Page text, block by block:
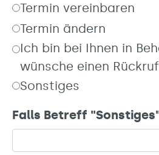
Termin vereinbaren
Termin ändern
Ich bin bei Ihnen in
wünsche einen Rückruf
Sonstiges
Falls Betreff